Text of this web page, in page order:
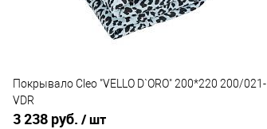
Покрывало Cleo "VELLO D`ORO" 200*220 200/021-
VDR
3 238 руб. / шт